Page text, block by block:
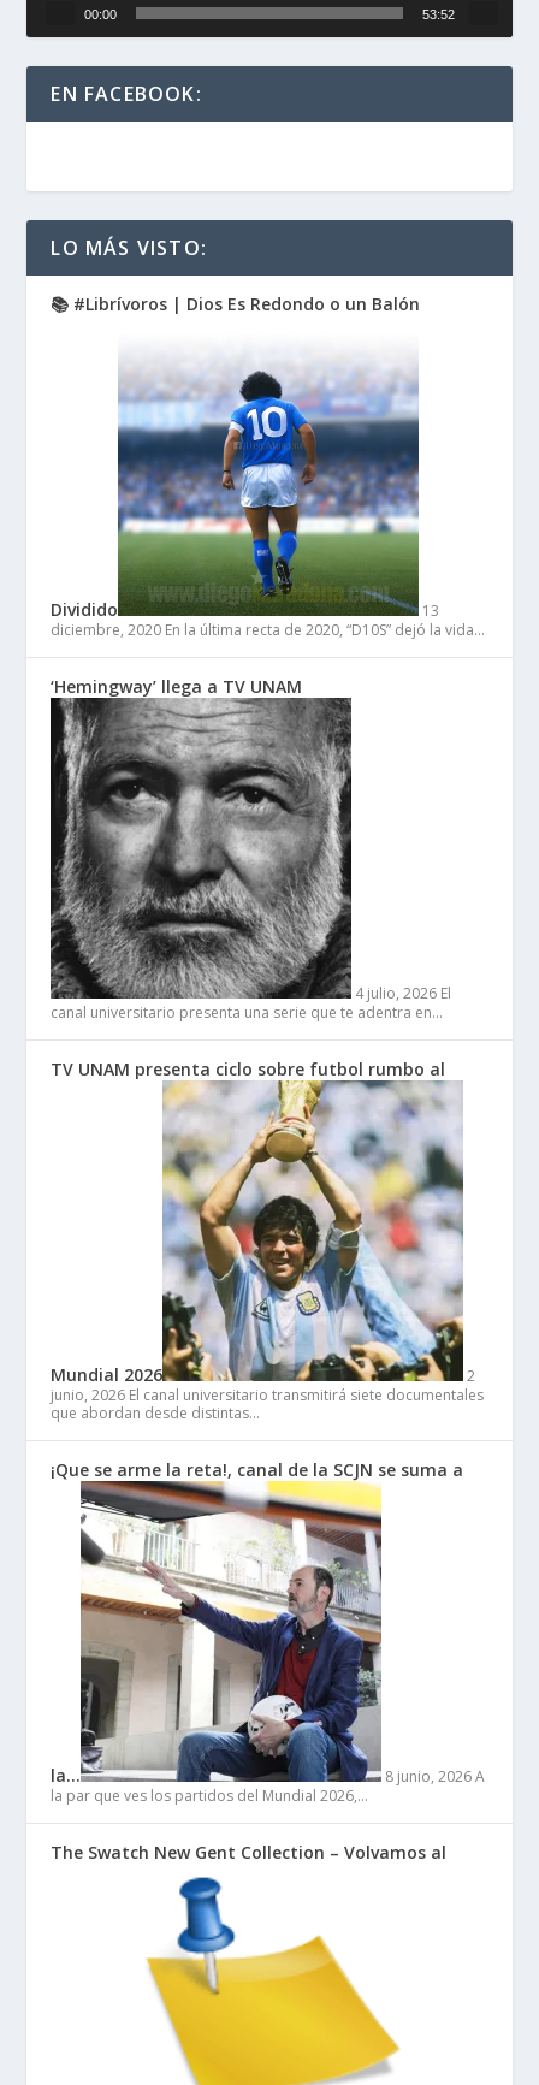
00:00 53:52
EN FACEBOOK:
LO MÁS VISTO:
📚 #Librívoros | Dios Es Redondo o un Balón
Dividido
13
diciembre, 2020 En la última recta de 2020, “D10S” dejó la vida…
‘Hemingway’ llega a TV UNAM
4 julio, 2026 El
canal universitario presenta una serie que te adentra en…
TV UNAM presenta ciclo sobre futbol rumbo al
Mundial 2026
2
junio, 2026 El canal universitario transmitirá siete documentales
que abordan desde distintas…
¡Que se arme la reta!, canal de la SCJN se suma a
la… 8 junio, 2026 A
la par que ves los partidos del Mundial 2026,…
The Swatch New Gent Collection – Volvamos al